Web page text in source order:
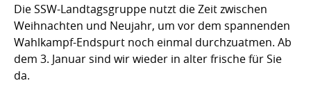
Die SSW-Landtagsgruppe nutzt die Zeit zwischen
Weihnachten und Neujahr, um vor dem spannenden
Wahlkampf-Endspurt noch einmal durchzuatmen. Ab
dem 3. Januar sind wir wieder in alter frische für Sie
da.